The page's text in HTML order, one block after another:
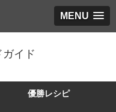
MENU
イド
優勝レシピ